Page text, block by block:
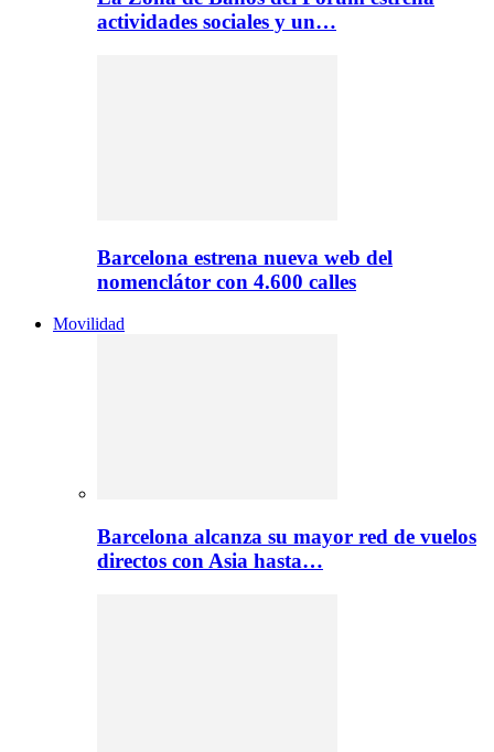
actividades sociales y un…
Barcelona estrena nueva web del
nomenclátor con 4.600 calles
Movilidad
Barcelona alcanza su mayor red de vuelos
directos con Asia hasta…